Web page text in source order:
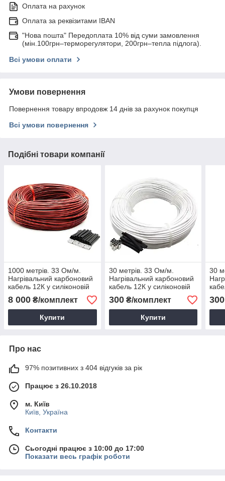
Оплата на рахунок
Оплата за реквізитами IBAN
"Нова пошта" Передоплата 10% від суми замовлення
(мін.100грн–терморегулятори, 200грн–тепла підлога).
Всі умови оплати
Умови повернення
Повернення товару впродовж 14 днів за рахунок покупця
Всі умови повернення
Подібні товари компанії
1000 метрів. 33 Ом/м.
Нагрівальний карбоновий
кабель 12К у силіконовій
ізоляції
8 000 ₴/комплект
Купити
30 метрів. 33 Ом/м.
Нагрівальний карбоновий
кабель 12К у силіконовій
ізоляції
300₴/комплект
Купити
30
300
Про нас
97% позитивних з 404 відгуків за рік
Працює з 26.10.2018
м. Київ
Київ, Україна
Контакти
Сьогодні працює з 10:00 до 17:00
Показати весь графік роботи